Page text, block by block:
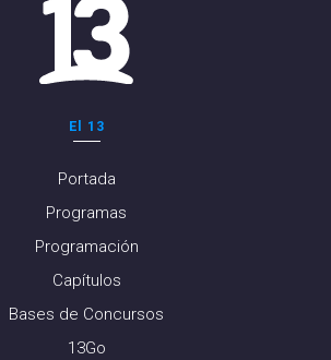
El 13
Portada
Programas
Programación
Capítulos
Bases de Concursos
13Go